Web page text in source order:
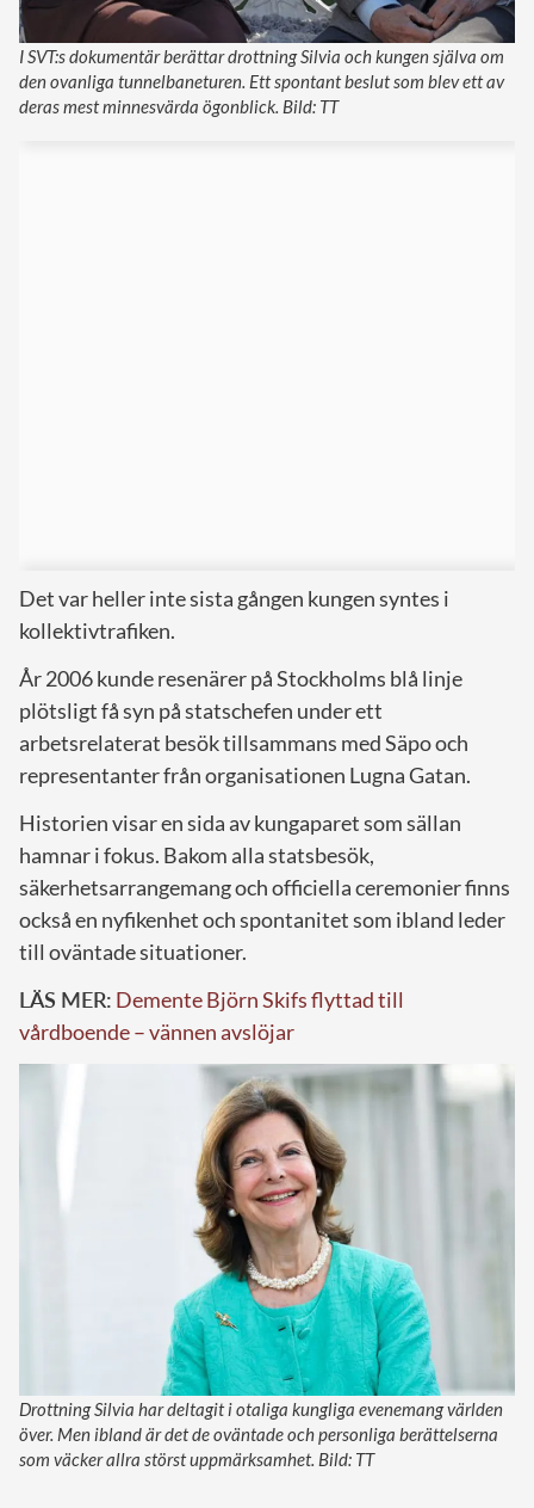
I SVT:s dokumentär berättar drottning Silvia och kungen själva om
den ovanliga tunnelbaneturen. Ett spontant beslut som blev ett av
deras mest minnesvärda ögonblick. Bild: TT
Det var heller inte sista gången kungen syntes i
kollektivtrafiken.
År 2006 kunde resenärer på Stockholms blå linje
plötsligt få syn på statschefen under ett
arbetsrelaterat besök tillsammans med Säpo och
representanter från organisationen Lugna Gatan.
Historien visar en sida av kungaparet som sällan
hamnar i fokus. Bakom alla statsbesök,
säkerhetsarrangemang och officiella ceremonier finns
också en nyfikenhet och spontanitet som ibland leder
till oväntade situationer.
LÄS MER: Demente Björn Skifs flyttad till
vårdboende – vännen avslöjar
Drottning Silvia har deltagit i otaliga kungliga evenemang världen
över. Men ibland är det de oväntade och personliga berättelserna
som väcker allra störst uppmärksamhet. Bild: TT